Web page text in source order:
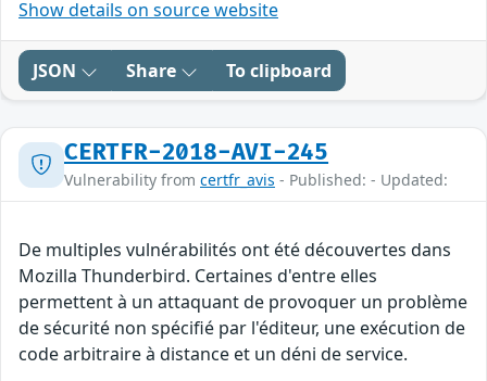
Show details on source website
JSON Share To clipboard
CERTFR-2018-AVI-245
Vulnerability from certfr_avis - Published: - Updated:
De multiples vulnérabilités ont été découvertes dans
Mozilla Thunderbird. Certaines d'entre elles
permettent à un attaquant de provoquer un problème
de sécurité non spécifié par l'éditeur, une exécution de
code arbitraire à distance et un déni de service.